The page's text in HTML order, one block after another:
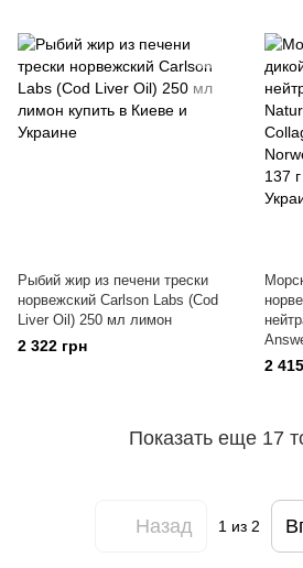
Рыбий жир из печени трески
норвежский Carlson Labs (Cod
Liver Oil) 250 мл лимон
2 322 грн
2
Показать еще 17
Назад 1 из 2